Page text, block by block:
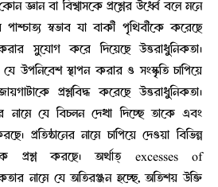
জ্ঞান বা বিশ্বাসকে প্রশ্নের ঊর্ধ্বে বলে মনে
স্বভাব যা বাকী পৃথিবীকে করেছে
সুযোগ করে দিয়েছে উত্তরাধুনিকতা।
উপনিবেশ স্থাপন করার ও সংস্কৃতি চাপিয়ে
প্রশ্নবিদ্ধ করেছে উত্তরাধুনিকতা।
নামে যে বিচলন দেখা দিচ্ছে তাকে এবং
প্রতিষ্ঠানের নামে চাপিয়ে দেওয়া বিভিন্ন
প্রশ্ন করছে। অর্থাত্ excesses of
নামে যে অতিরঞ্জন হচ্ছে, অতিশয় উক্তি